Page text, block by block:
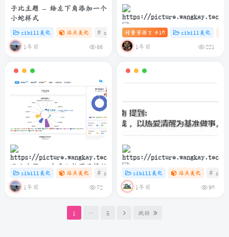
子比主题 – 给左下角添加一个
小蛇样式
zibill美化 站点美化 # zibll # C # HTML
1年前 66
子比主题 – 滚动图标推荐卡片
（第三版）
付费资源 Y 币 10 zibill美化
1年前 221
子比主题 – 文章归档页面模版
zibill美化 站点美化 # zibll # C # java
1年前 72
简洁而美丽：如何在博客中优
雅展示网易云热评
zibill美化 站点美化 #
1年前 90
1 … 5 跳转